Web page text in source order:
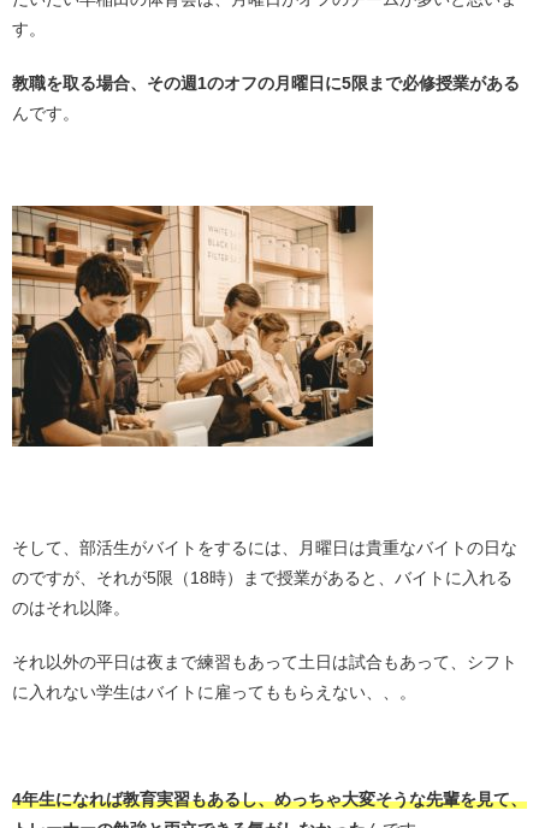
す。
教職を取る場合、その週1のオフの月曜日に5限まで必修授業がある
んです。
そして、部活生がバイトをするには、月曜日は貴重なバイトの日な
のですが、それが5限（18時）まで授業があると、バイトに入れる
のはそれ以降。
それ以外の平日は夜まで練習もあって土日は試合もあって、シフト
に入れない学生はバイトに雇ってももらえない、、。
4年生になれば教育実習もあるし、めっちゃ大変そうな先輩を見て、